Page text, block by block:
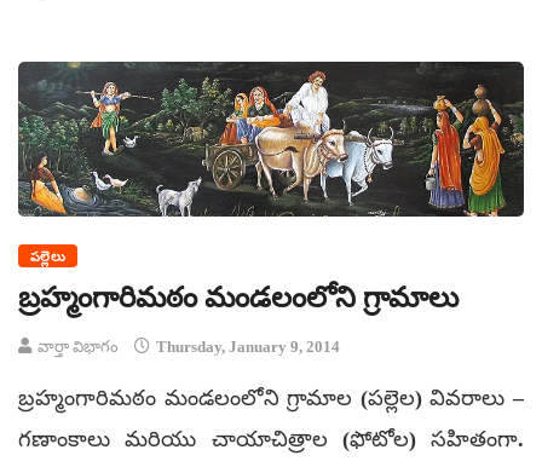
పల్లెలు
బ్రహ్మంగారిమఠం మండలంలోని గ్రామాలు
వార్తా విభాగం Thursday, January 9, 2014
బ్రహ్మంగారిమఠం మండలంలోని గ్రామాల (పల్లెల) వివరాలు –
గణాంకాలు మరియు చాయాచిత్రాల (ఫోటోల) సహితంగా.